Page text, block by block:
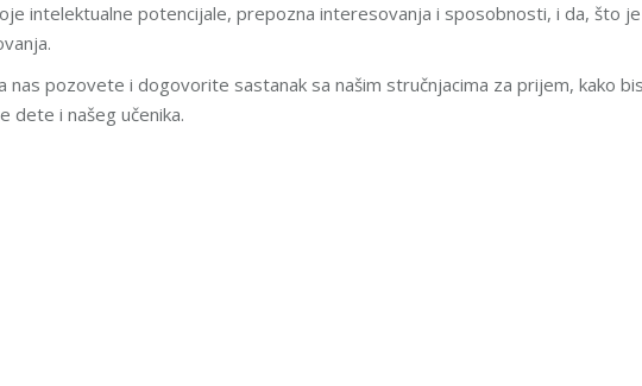
intelektualne potencijale, prepozna interesovanja i sposobnosti, i da, što
nas pozovete i dogovorite sastanak sa našim stručnjacima za prijem, kako
dete i našeg učenika.